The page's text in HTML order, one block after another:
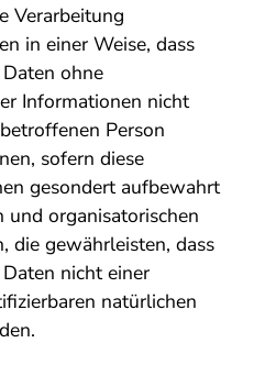
Verarbeitung
in einer Weise, dass
ohne
Informationen nicht
Person
sofern diese
gesondert aufbewahrt
organisatorischen
die gewährleisten, dass
nicht einer
natürlichen